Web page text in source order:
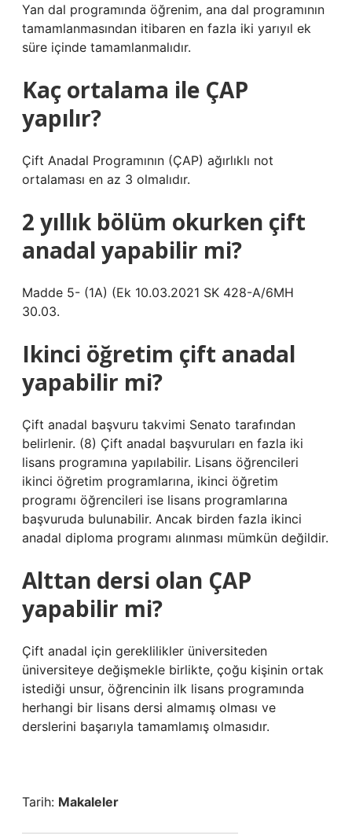
Yan dal programında öğrenim, ana dal programının
tamamlanmasından itibaren en fazla iki yarıyıl ek
süre içinde tamamlanmalıdır.
Kaç ortalama ile ÇAP
yapılır?
Çift Anadal Programının (ÇAP) ağırlıklı not
ortalaması en az 3 olmalıdır.
2 yıllık bölüm okurken çift
anadal yapabilir mi?
Madde 5- (1A) (Ek 10.03.2021 SK 428-A/6MH
30.03.
Ikinci öğretim çift anadal
yapabilir mi?
Çift anadal başvuru takvimi Senato tarafından
belirlenir. (8) Çift anadal başvuruları en fazla iki
lisans programına yapılabilir. Lisans öğrencileri
ikinci öğretim programlarına, ikinci öğretim
programı öğrencileri ise lisans programlarına
başvuruda bulunabilir. Ancak birden fazla ikinci
anadal diploma programı alınması mümkün değildir.
Alttan dersi olan ÇAP
yapabilir mi?
Çift anadal için gereklilikler üniversiteden
üniversiteye değişmekle birlikte, çoğu kişinin ortak
istediği unsur, öğrencinin ilk lisans programında
herhangi bir lisans dersi almamış olması ve
derslerini başarıyla tamamlamış olmasıdır.
Tarih: Makaleler